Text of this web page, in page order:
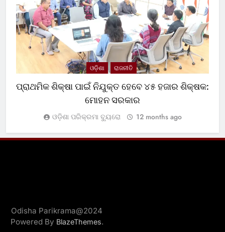
ଓଡ଼ିଶା ରାଜନୀତି
ପ୍ରାଥମିକ ଶିକ୍ଷା ପାଇଁ ନିଯୁକ୍ତ ହେବେ ୪୫ ହଜାର ଶିକ୍ଷକ:
ମୋହନ ସରକାର
ଓଡ଼ିଶା ପରିକ୍ରମା ବ୍ୟୁରୋ 12 months ago
Odisha Parikrama@2024
Powered By BlazeThemes.